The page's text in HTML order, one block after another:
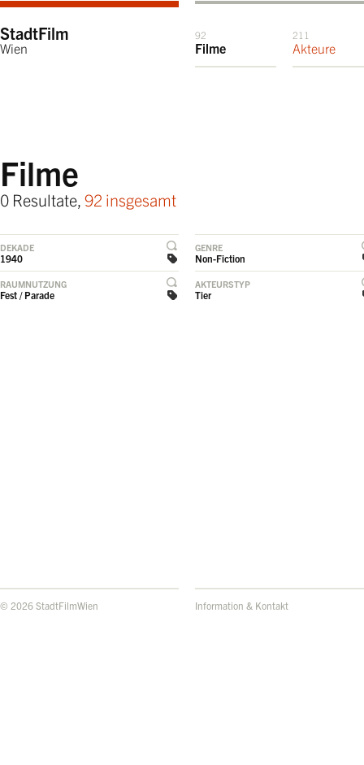
StadtFilm
Wien
92
Filme
211
Akteure
Filme
0 Resultate, 92 insgesamt
DEKADE
1940
GENRE
Non-Fiction
RAUMNUTZUNG
Fest / Parade
AKTEURSTYP
Tier
© 2026 StadtFilmWien Information & Kontakt